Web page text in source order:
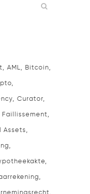
AML Bitcoin
Curator
Faillissement
Assets